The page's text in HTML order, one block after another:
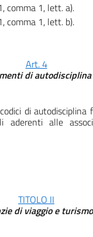
comma 1, lett. a).
comma 1, lett. b).
Art. 4
di autodisciplina
di
alle
TITOLO II
di viaggio e turismo